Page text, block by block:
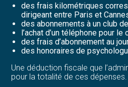
des frais kilométriques
dirigeant entre Paris et
des abonnements à un club
l’achat d’un téléphone pour
des frais d’abonnement au
des honoraires de
Une déduction fiscale que
pour la totalité de ces dépenses.